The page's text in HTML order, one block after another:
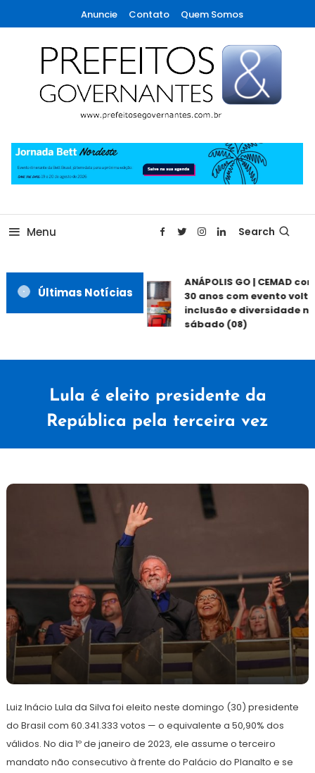
To
Content
Anuncie Contato Quem Somos
Prefeitos & Governantes
Menu Search
Últimas Notícias
ANÁPOLIS GO | CEMAD
30 anos com evento
inclusão e diversidade
sábado (08)
Lula é eleito presidente da
República pela terceira vez
31
outubro
de
Redação
Luiz Inácio Lula da Silva foi eleito neste domingo (30) presidente
do Brasil com 60.341.333 votos — o equivalente a 50,90% dos
válidos. No dia 1º de janeiro de 2023, ele assume o terceiro
mandato não consecutivo à frente do Palácio do Planalto e se